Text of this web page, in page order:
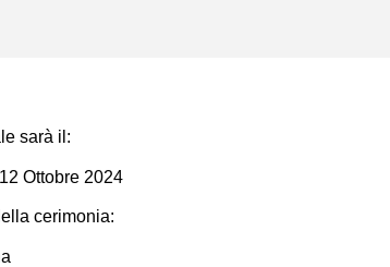
sarà il:
Ottobre 2024
cerimonia: